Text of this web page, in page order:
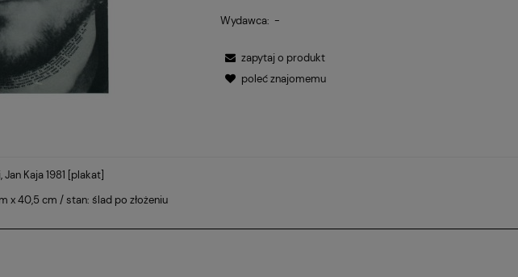
Wydawca: -
zapytaj o produkt
poleć znajomemu
Kaja 1981 [plakat]
x 40,5 cm / stan: ślad po złożeniu